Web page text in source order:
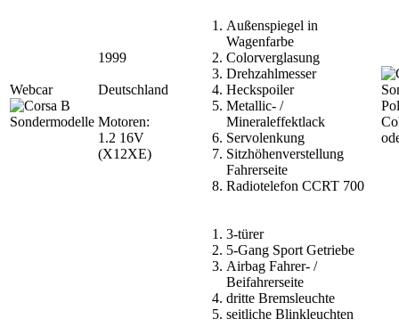
Webcar
1999
Deutschland
Motoren:
1.2 16V
(X12XE)
Außenspiegel in
Wagenfarbe
Colorverglasung
Drehzahlmesser
Heckspoiler
Metallic- /
Mineraleffektlack
Servolenkung
Sitzhöhenverstellung
Fahrerseite
Radiotelefon CCRT 700
3-türer
5-Gang Sport Getriebe
Airbag Fahrer- /
Beifahrerseite
dritte Bremsleuchte
seitliche Blinkleuchten